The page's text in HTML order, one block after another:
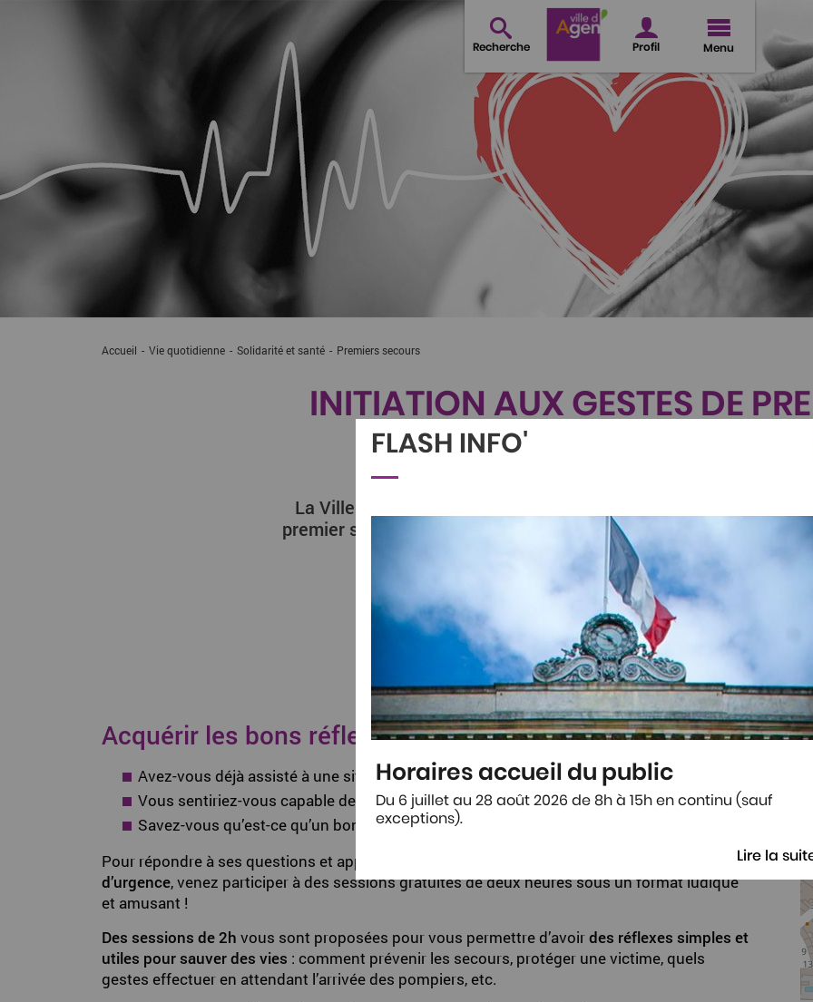
Recherche Profil Menu
Accueil Vie quotidienne Solidarité et santé Current:
Premiers secours
INITIATION AUX GESTES DE
La Ville d'Agen s'engage en sensibilisant la population
premier secours. Engagement de mandat n°23 : encourager les
d’urgence par les citoyens.
Acquérir les bons réflexes en cas d'urgences
Avez-vous déjà assisté à une situation d’urgence sans savoir quoi faire ?
Vous sentiriez-vous capable de vous servir d’un défibrillateur ?
Savez-vous qu’est-ce qu’un bon samaritain ?
Pour répondre à ses questions et apprendre l’essentiel
d’urgence, venez participer à des sessions gratuites de deux heures sous un format ludique
et amusant !
Des sessions de 2h vous sont proposées pour vous permettre d’avoirdes réflexes simples et
utiles pour sauver des vies : comment prévenir les secours, protéger une victime, quels
gestes effectuer en attendant l’arrivée des pompiers, etc.
FLASH INFO'
Horaires accueil du public
Du 6 juillet au 28 août 2026 de 8h à 15h en continu (sauf
exceptions).
Lire la